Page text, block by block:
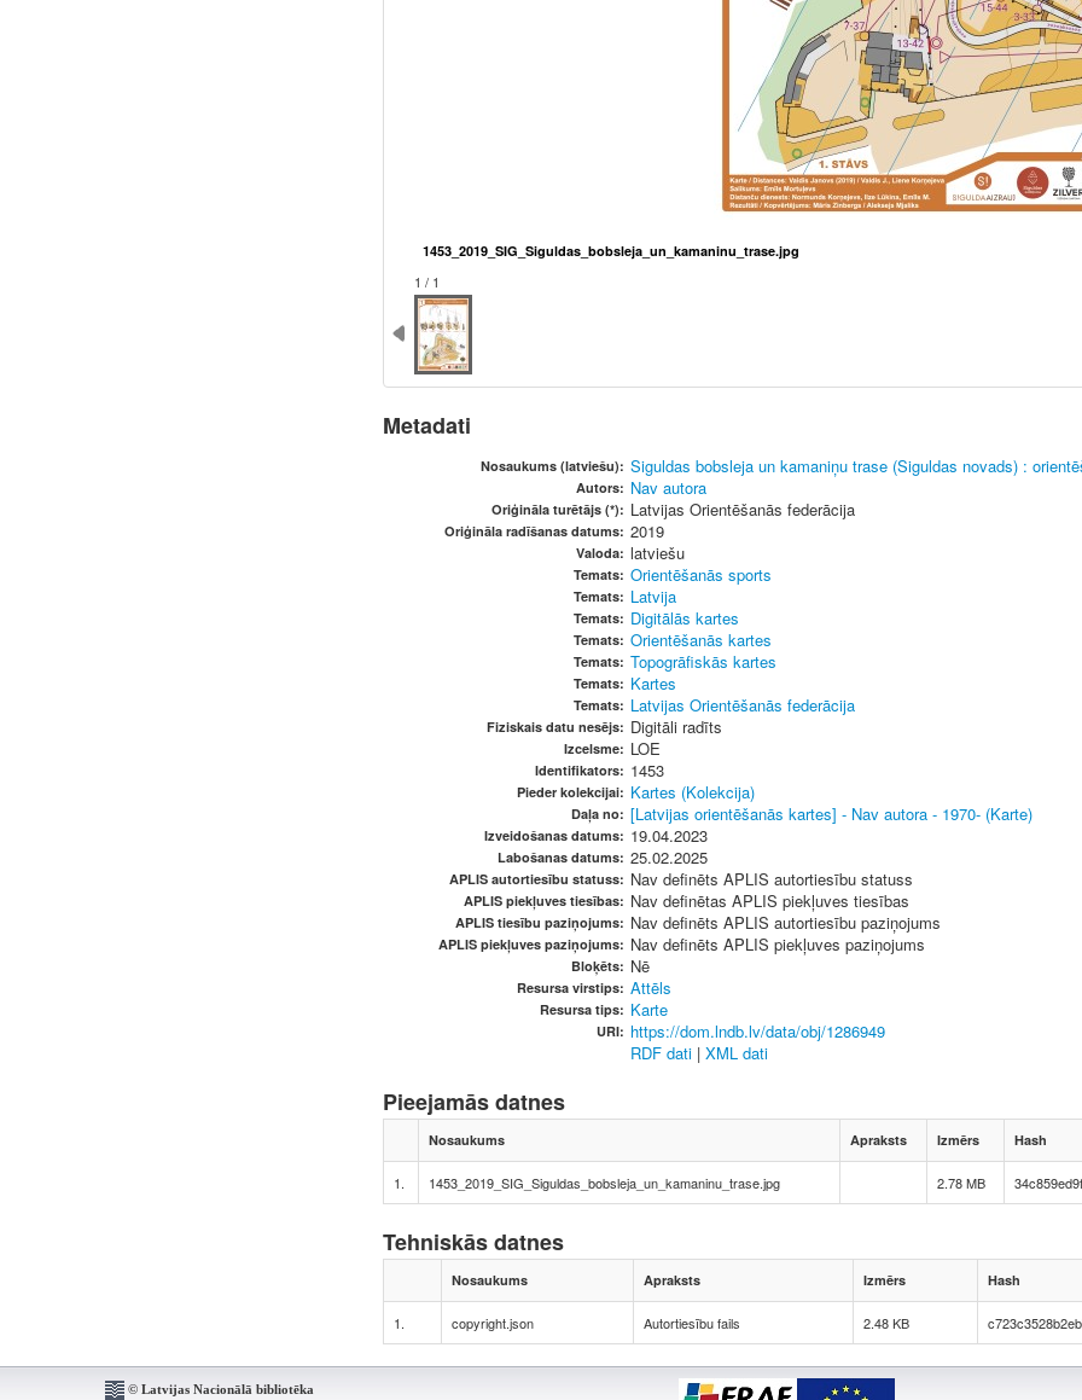
1453_2019_SIG_Siguldas_bobsleja_un_kamaninu_trase.jpg
1 / 1
Metadati
Nosaukums (latviešu): Siguldas bobsleja un kamaniņu trase (Siguldas novads) :
Autors: Nav autora
Oriģināla turētājs (*): Latvijas Orientēšanās federācija
Oriģināla radīšanas datums: 2019
Valoda: latviešu
Temats: Orientēšanās sports
Temats: Latvija
Temats: Digitālās kartes
Temats: Orientēšanās kartes
Temats: Topogrāfiskās kartes
Temats: Kartes
Temats: Latvijas Orientēšanās federācija
Fiziskais datu nesējs: Digitāli radīts
Izcelsme: LOE
Identifikators: 1453
Pieder kolekcijai: Kartes (Kolekcija)
Daļa no: [Latvijas orientēšanās kartes] - Nav autora - 1970- (Karte)
Izveidošanas datums: 19.04.2023
Labošanas datums: 25.02.2025
APLIS autortiesību statuss: Nav definēts APLIS autortiesību statuss
APLIS piekļuves tiesības: Nav definētas APLIS piekļuves tiesības
APLIS tiesību paziņojums: Nav definēts APLIS autortiesību paziņojums
APLIS piekļuves paziņojums: Nav definēts APLIS piekļuves paziņojums
Bloķēts: Nē
Resursa virstips: Attēls
Resursa tips: Karte
URI: https://dom.lndb.lv/data/obj/1286949
RDF dati | XML dati
Pieejamās datnes
Nosaukums Apraksts Izmērs Hash
1. 1453_2019_SIG_Siguldas_bobsleja_un_kamaninu_trase.jpg 2.78 MB
Tehniskās datnes
Nosaukums Apraksts Izmērs Hash
1. copyright.json Autortiesību fails 2.48 KB
© Latvijas Nacionālā bibliotēka